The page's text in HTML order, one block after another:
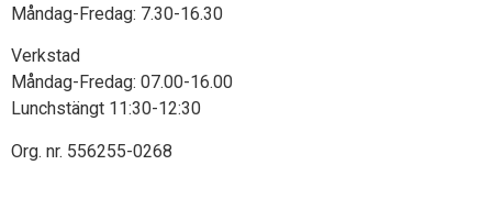
Måndag-Fredag: 7.30-16.30
Verkstad
Måndag-Fredag: 07.00-16.00
Lunchstängt 11:30-12:30
Org. nr. 556255-0268